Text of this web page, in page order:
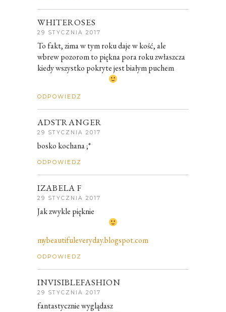
WHITEROSES
29 STYCZNIA 2017
To fakt, zima w tym roku daje w kość, ale
wbrew pozorom to piękna pora roku zwłaszcza
kiedy wszystko pokryte jest białym puchem
ODPOWIEDZ
ADSTRANGER
29 STYCZNIA 2017
bosko kochana ;*
ODPOWIEDZ
IZABELA F
29 STYCZNIA 2017
Jak zwykle pięknie
mybeautifuleveryday.blogspot.com
ODPOWIEDZ
INVISIBLEFASHION
29 STYCZNIA 2017
fantastycznie wyglądasz